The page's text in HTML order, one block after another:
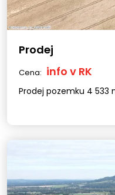
Prodej
Cena: info v RK
Prodej pozemku 4 533